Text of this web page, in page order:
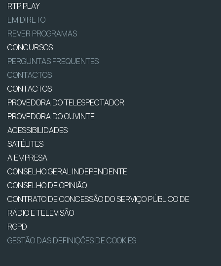
RTP PLAY
EM DIRETO
REVER PROGRAMAS
CONCURSOS
PERGUNTAS FREQUENTES
CONTACTOS
CONTACTOS
PROVEDORA DO TELESPECTADOR
PROVEDORA DO OUVINTE
ACESSIBILIDADES
SATÉLITES
A EMPRESA
CONSELHO GERAL INDEPENDENTE
CONSELHO DE OPINIÃO
CONTRATO DE CONCESSÃO DO SERVIÇO PÚBLICO DE
RÁDIO E TELEVISÃO
RGPD
GESTÃO DAS DEFINIÇÕES DE COOKIES